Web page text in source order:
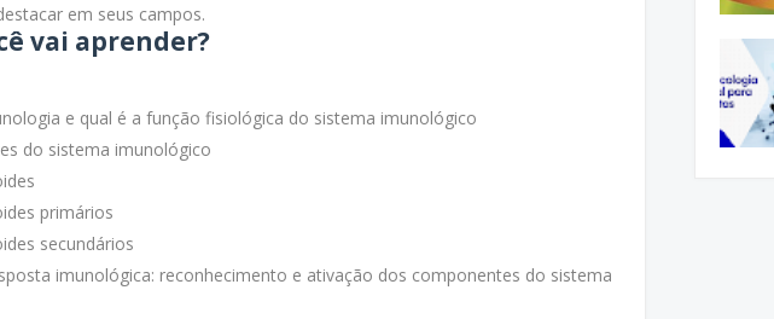
em seus campos.
vai aprender?
e qual é a função fisiológica do sistema imunológico
do sistema imunológico
primários
secundários
imunológica: reconhecimento e ativação dos componentes do sistema